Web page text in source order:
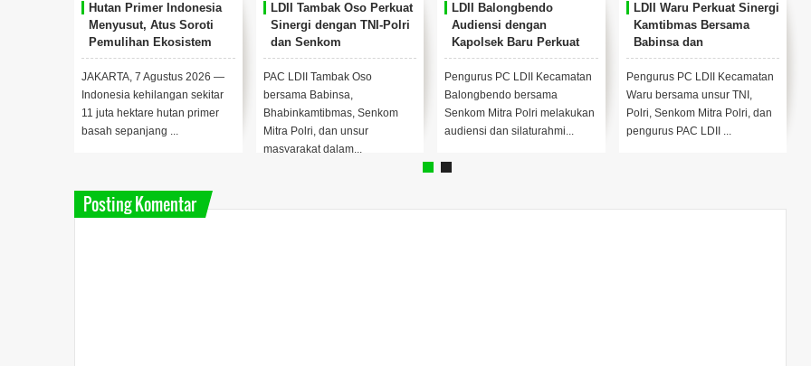
Hutan Primer Indonesia
Menyusut, Atus Soroti
Pemulihan Ekosistem
JAKARTA, 7 Agustus 2026 —
Indonesia kehilangan sekitar
11 juta hektare hutan primer
basah sepanjang ...
LDII Tambak Oso Perkuat
Sinergi dengan TNI-Polri
dan Senkom
PAC LDII Tambak Oso
bersama Babinsa,
Bhabinkamtibmas, Senkom
Mitra Polri, dan unsur
masyarakat dalam...
LDII Balongbendo
Audiensi dengan
Kapolsek Baru Perkuat
Sinergi Kamtibmas
Pengurus PC LDII Kecamatan
Balongbendo bersama
Senkom Mitra Polri melakukan
audiensi dan silaturahmi...
LDII Waru Perkuat Sinergi
Kamtibmas Bersama
Babinsa dan
Bhabinkamtibmas
Pengurus PC LDII Kecamatan
Waru bersama unsur TNI,
Polri, Senkom Mitra Polri, dan
pengurus PAC LDII ...
Posting Komentar